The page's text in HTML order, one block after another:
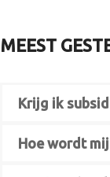
MEEST
Krijg ik
Hoe wordt